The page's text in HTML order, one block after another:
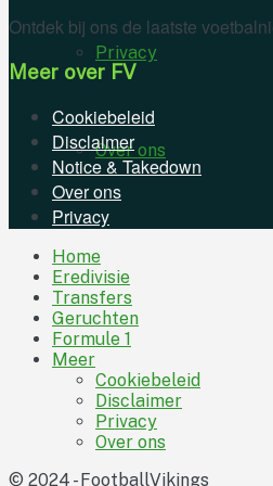
Privacy
Over ons
Ontdek bij ons de laatste
Meer over FV
Cookiebeleid
Disclaimer
Notice & Takedown
Over ons
Privacy
Home
Eredivisie
Transfers
Geruchten
Formule 1
Meer
Cookiebeleid
Disclaimer
Privacy
Over ons
© 2024 - FootballVikings